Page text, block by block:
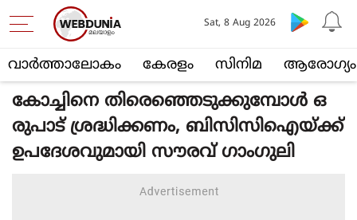
വാര്‍ത്താലോകം കേരളം സിനിമ ആരോഗ്യം
Sat, 8 Aug 2026
കോച്ചിനെ തിരെഞ്ഞെടുക്കുമ്പോൾ ഒ
രുപാട് ശ്രദ്ധിക്കണം, ബിസിസിഐയ്ക്ക്
ഉപദേശവുമായി സൗരവ് ഗാംഗുലി